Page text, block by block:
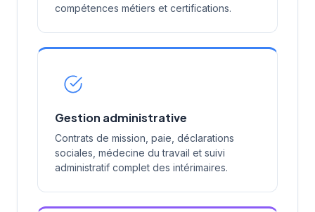
compétences métiers et certifications.
Gestion administrative
Contrats de mission, paie, déclarations
sociales, médecine du travail et suivi
administratif complet des intérimaires.